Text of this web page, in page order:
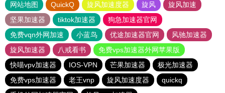
网站地图 QuickQ 旋风加速度器 旋风
旋风加速
坚果加速器
tiktok加速器
狗急加速器官网
免费vqn外网加速
小蓝鸟 优途加速器官网
风驰加速器
旋风加速器
八戒看书
免费vps加速器外网苹果版
快喵vpv加速器
IOS-VPN 芒果加速器
极光加速器
免费vps加速器
老王vnp 旋风加速度器
quickq